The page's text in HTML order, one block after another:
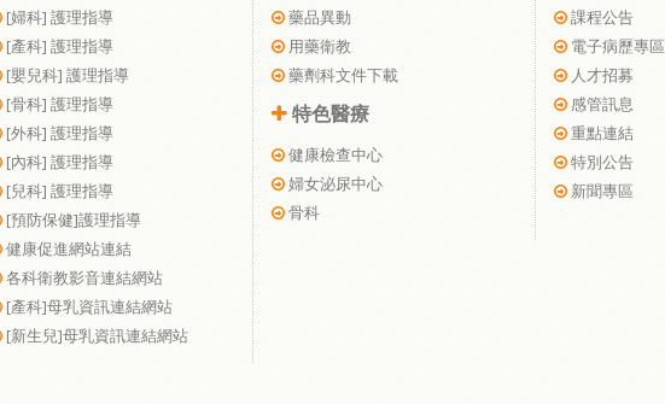
[婦科] 護理指導
[產科] 護理指導
[嬰兒科] 護理指導
[骨科] 護理指導
[外科] 護理指導
[內科] 護理指導
[兒科] 護理指導
[預防保健]護理指導
健康促進網站連結
各科衛教影音連結網站
[產科]母乳資訊連結網站
[新生兒]母乳資訊連結網站
藥品異動
用藥衛教
藥劑科文件下載
特色醫療
健康檢查中心
婦女泌尿中心
骨科
課程公告
電子病歷專區
人才招募
感管訊息
重點連結
特別公告
新聞專區